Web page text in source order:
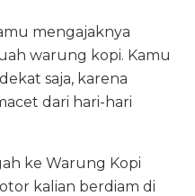
mengajaknya
warung kopi. Kamu
saja, karena
dari hari-hari
ke Warung Kopi
kalian berdiam di